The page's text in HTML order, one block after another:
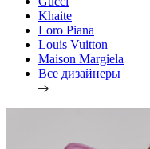
Khaite
Loro Piana
Louis Vuitton
Maison Margiela
Все дизайнеры